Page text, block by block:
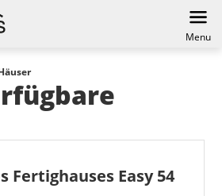
Menu
Fertighauses Easy 54